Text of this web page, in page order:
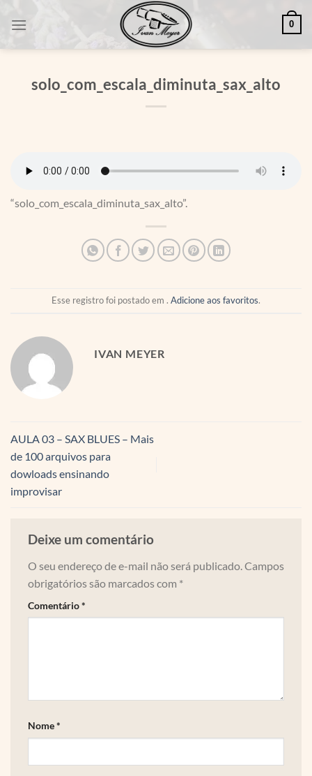
0
solo_com_escala_diminuta_sax_alto
“solo_com_escala_diminuta_sax_alto”.
Esse registro foi postado em . Adicione aos favoritos.
IVAN MEYER
AULA 03 – SAX BLUES – Mais
de 100 arquivos para
dowloads ensinando
improvisar
Deixe um comentário
O seu endereço de e-mail não será publicado. Campos
obrigatórios são marcados com *
Comentário*
Nome*